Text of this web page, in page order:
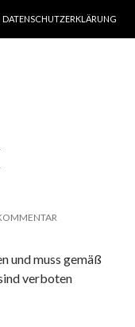
DATENSCHUTZERKLÄRUNG
und muss gemäß
verboten